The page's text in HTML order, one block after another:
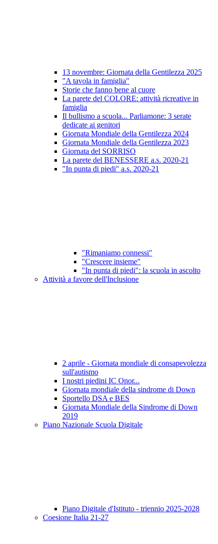
13 novembre: Giornata della Gentilezza 2025
"A tavola in famiglia"
Storie che fanno bene al cuore
La parete del COLORE: attività ricreative in
famiglia
Il bullismo a scuola... Parliamone: 3 serate
dedicate ai genitori
Giornata Mondiale della Gentilezza 2024
Giornata Mondiale della Gentilezza 2023
Giornata del SORRISO
La parete del BENESSERE a.s. 2020-21
"In punta di piedi" a.s. 2020-21
"Rimaniamo connessi"
"Crescere insieme"
"In punta di piedi": la scuola in ascolto
Attività a favore dell'Inclusione
2 aprile - Giornata mondiale di consapevolezza
sull'autismo
I nostri piedini IC Onor...
Giornata mondiale della sindrome di Down
Sportello DSA e BES
Giornata Mondiale della Sindrome di Down
2019
Piano Nazionale Scuola Digitale
Piano Digitale d'Istituto - triennio 2025-2028
Coesione Italia 21-27